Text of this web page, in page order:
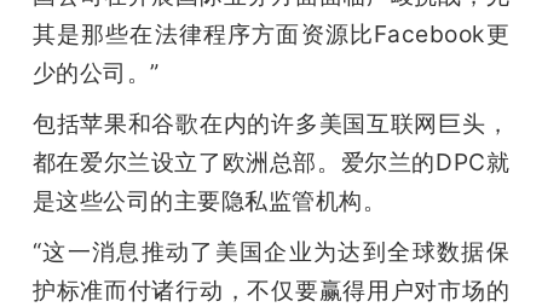
其是那些在法律程序方面资源比Facebook更
少的公司。”
包括苹果和谷歌在内的许多美国互联网巨头，
都在爱尔兰设立了欧洲总部。爱尔兰的DPC就
是这些公司的主要隐私监管机构。
“这一消息推动了美国企业为达到全球数据保
护标准而付诸行动，不仅要赢得用户对市场的